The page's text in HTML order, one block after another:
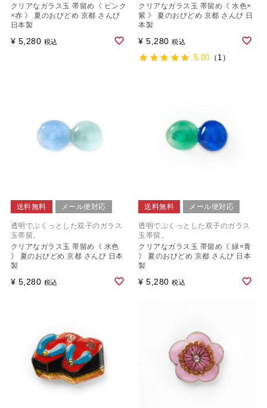
クリアなガラス玉 帯留め《 ピンク
×赤 》 夏のおびどめ 京都 さんび
日本製
¥ 5,280 税込
クリアなガラス玉 帯留め《 水色×
紫 》 夏のおびどめ 京都 さんび 日
本製
¥ 5,280 税込
5.00 （1）
送料無料 メール便対応
透明でぷくっとした双子のガラス
玉帯留。
クリアなガラス玉 帯留め《 水色
》 夏のおびどめ 京都 さんび 日本
製
¥ 5,280 税込
送料無料 メール便対応
透明でぷくっとした双子のガラス
玉帯留。
クリアなガラス玉 帯留め《 緑×青
》 夏のおびどめ 京都 さんび 日本
製
¥ 5,280 税込